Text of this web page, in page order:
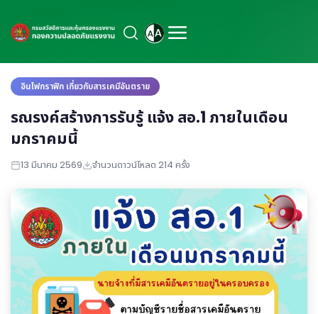
อินโฟกราฟิก เกี่ยวกับสารเคมีอันตราย
รณรงค์สร้างการรับรู้ แจ้ง สอ.1 ภายในเดือน
มกราคมนี้
13 มีนาคม 2569 จำนวนดาวน์โหลด 214 ครั้ง